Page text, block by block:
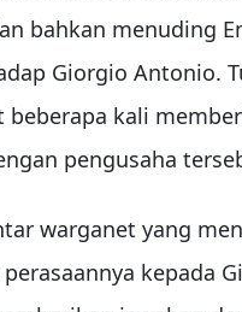
bahkan menuding
Giorgio Antonio.
beberapa kali
pengusaha
warganet yang
kepada